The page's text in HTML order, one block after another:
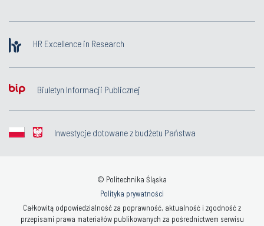
HR Excellence in Research
Biuletyn Informacji Publicznej
Inwestycje dotowane z budżetu Państwa
© Politechnika Śląska
Polityka prywatności
Całkowitą odpowiedzialność za poprawność, aktualność i zgodność z
przepisami prawa materiałów publikowanych za pośrednictwem serwisu